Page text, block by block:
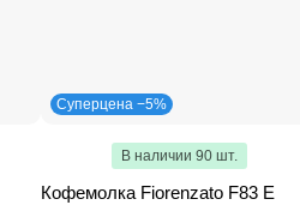
Суперцена −5%
В наличии 90 шт.
Кофемолка Fiorenzato F83 E